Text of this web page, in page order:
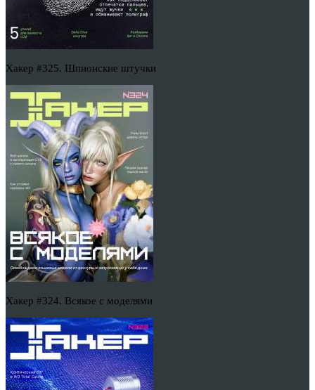
Хакер #325. Шпионские штучки
Хакер #324. Всякое с моделями